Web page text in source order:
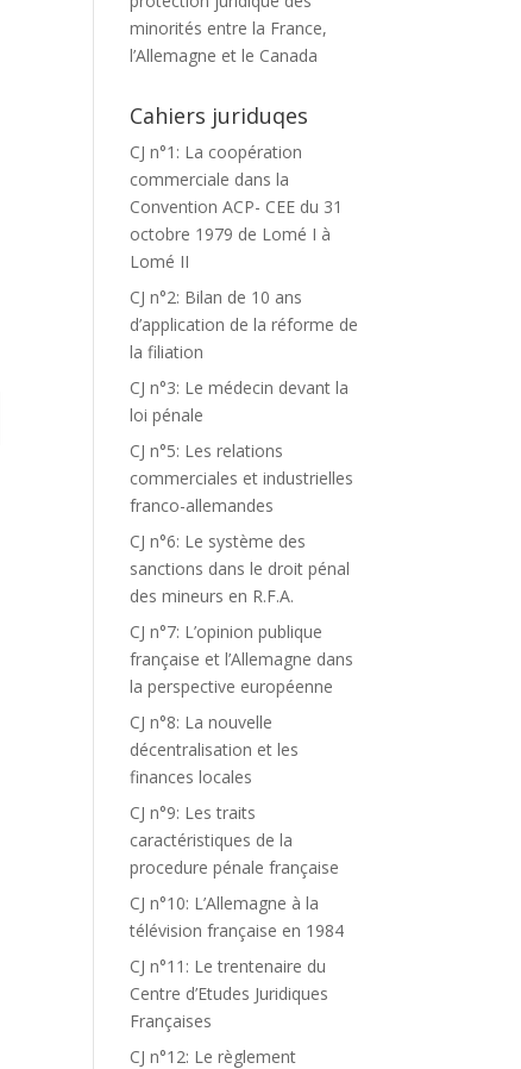
minorités entre la France,
l’Allemagne et le Canada
Cahiers juriduqes
CJ n°1: La coopération
commerciale dans la
Convention ACP- CEE du 31
octobre 1979 de Lomé I à
Lomé II
CJ n°2: Bilan de 10 ans
d’application de la réforme de
la filiation
CJ n°3: Le médecin devant la
loi pénale
CJ n°5: Les relations
commerciales et industrielles
franco-allemandes
CJ n°6: Le système des
sanctions dans le droit pénal
des mineurs en R.F.A.
CJ n°7: L’opinion publique
française et l’Allemagne dans
la perspective européenne
CJ n°8: La nouvelle
décentralisation et les
finances locales
CJ n°9: Les traits
caractéristiques de la
procedure pénale française
CJ n°10: L’Allemagne à la
télévision française en 1984
CJ n°11: Le trentenaire du
Centre d’Etudes Juridiques
Françaises
CJ n°12: Le règlement